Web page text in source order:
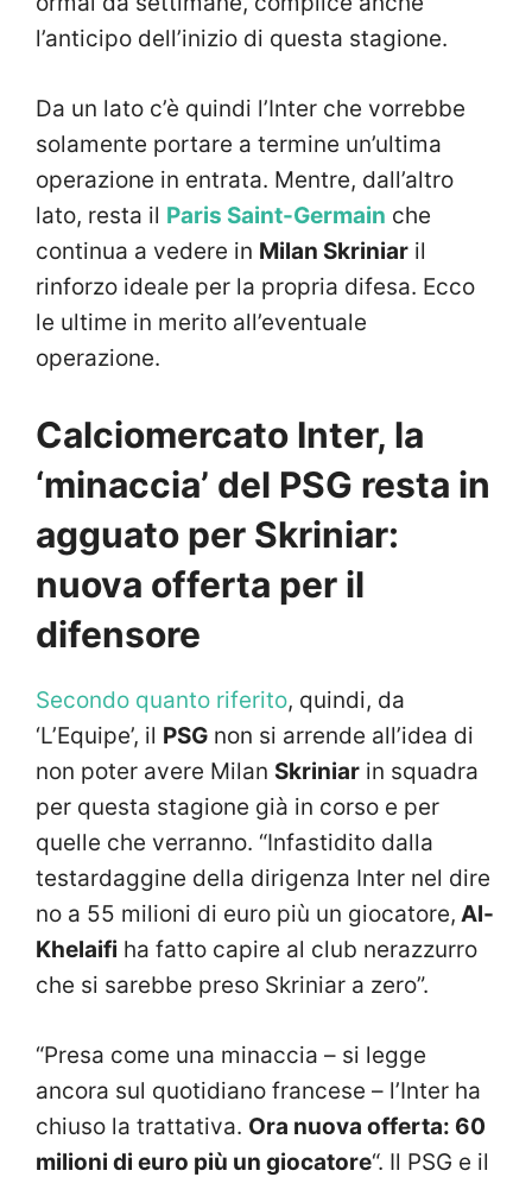
l’anticipo dell’inizio di questa stagione.
Da un lato c’è quindi l’Inter che vorrebbe
solamente portare a termine un’ultima
operazione in entrata. Mentre, dall’altro
lato, resta il Paris Saint-Germain che
continua a vedere in Milan Skriniar il
rinforzo ideale per la propria difesa. Ecco
le ultime in merito all’eventuale
operazione.
Calciomercato Inter, la
‘minaccia’ del PSG resta in
agguato per Skriniar:
nuova offerta per il
difensore
Secondo quanto riferito, quindi, da
‘L’Equipe’, il PSG non si arrende all’idea di
non poter avere Milan Skriniar in squadra
per questa stagione già in corso e per
quelle che verranno. “Infastidito dalla
testardaggine della dirigenza Inter nel dire
no a 55 milioni di euro più un giocatore, Al-
Khelaifi ha fatto capire al club nerazzurro
che si sarebbe preso Skriniar a zero”.
“Presa come una minaccia – si legge
ancora sul quotidiano francese – l’Inter ha
chiuso la trattativa. Ora nuova offerta: 60
milioni di euro più un giocatore“. Il PSG e il